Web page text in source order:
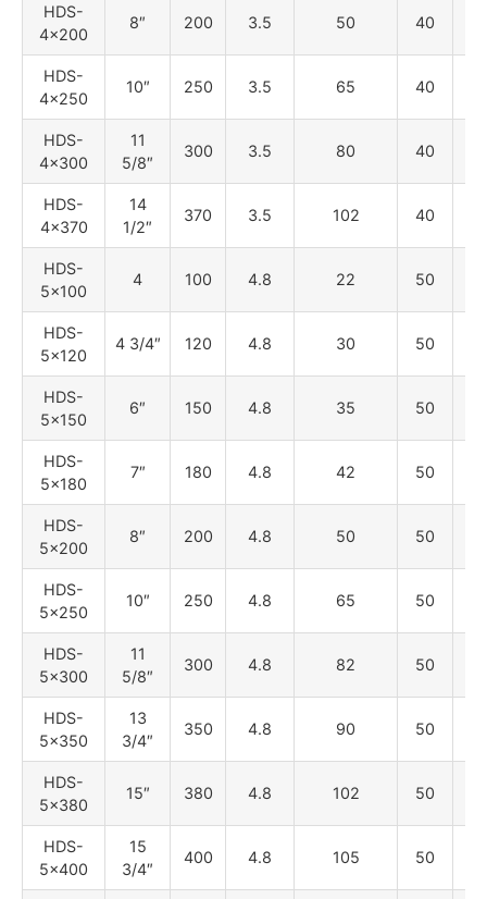
HDS-
4×200
8″ 200 3.5 50 40
HDS-
4×250
10″ 250 3.5 65 40
HDS-
4×300
11
5/8″
300 3.5 80 40
HDS-
4×370
14
1/2″
370 3.5 102 40
HDS-
5×100
4 100 4.8 22 50
HDS-
5×120
4 3/4″ 120 4.8 30 50
HDS-
5×150
6″ 150 4.8 35 50
HDS-
5×180
7″ 180 4.8 42 50
HDS-
5×200
8″ 200 4.8 50 50
HDS-
5×250
10″ 250 4.8 65 50
HDS-
5×300
11
5/8″
300 4.8 82 50
HDS-
5×350
13
3/4″
350 4.8 90 50
HDS-
5×380
15″ 380 4.8 102 50
HDS-
5×400
15
3/4″
400 4.8 105 50